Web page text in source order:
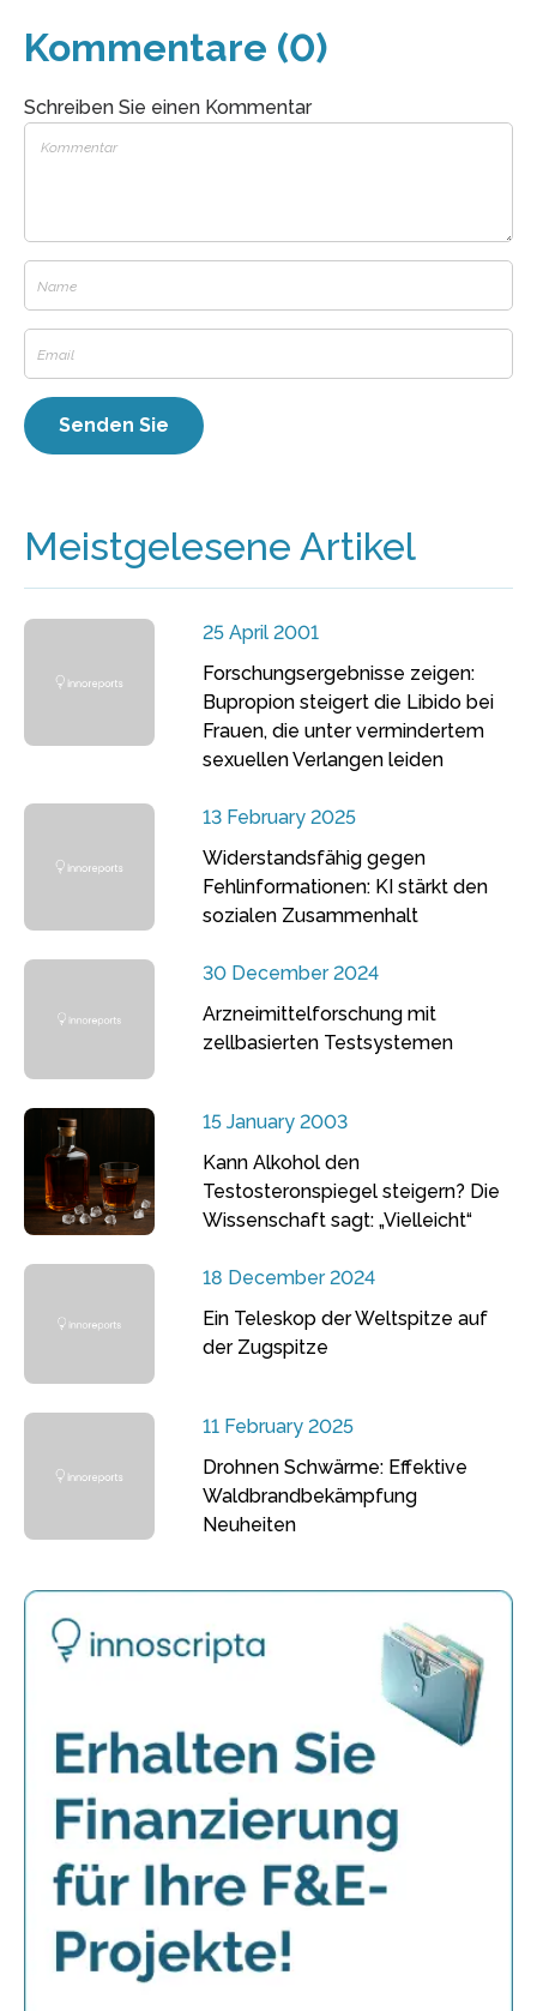
Kommentare (0)
Schreiben Sie einen Kommentar
Meistgelesene Artikel
25 April 2001
Forschungsergebnisse zeigen:
Bupropion steigert die Libido bei
Frauen, die unter vermindertem
sexuellen Verlangen leiden
13 February 2025
Widerstandsfähig gegen
Fehlinformationen: KI stärkt den
sozialen Zusammenhalt
30 December 2024
Arzneimittelforschung mit
zellbasierten Testsystemen
15 January 2003
Kann Alkohol den
Testosteronspiegel steigern? Die
Wissenschaft sagt: „Vielleicht“
18 December 2024
Ein Teleskop der Weltspitze auf
der Zugspitze
11 February 2025
Drohnen Schwärme: Effektive
Waldbrandbekämpfung
Neuheiten